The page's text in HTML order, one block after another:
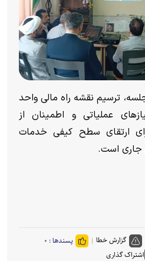
ترسیم نقشه راه مالی واحد
عملیاتی و اطمینان از
ارتقای سطح کیفی خدمات
جاری است.
گزارش خطا پسندها : ۰
اشتراک گذاری